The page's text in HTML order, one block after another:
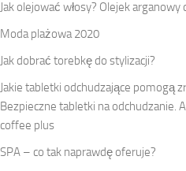
Jak olejować włosy? Olejek
Moda plażowa 2020
Jak dobrać torebkę do stylizacji?
Jakie tabletki odchudzające pomogą
Bezpieczne tabletki na odchudzanie.
coffee plus
SPA – co tak naprawdę oferuje?